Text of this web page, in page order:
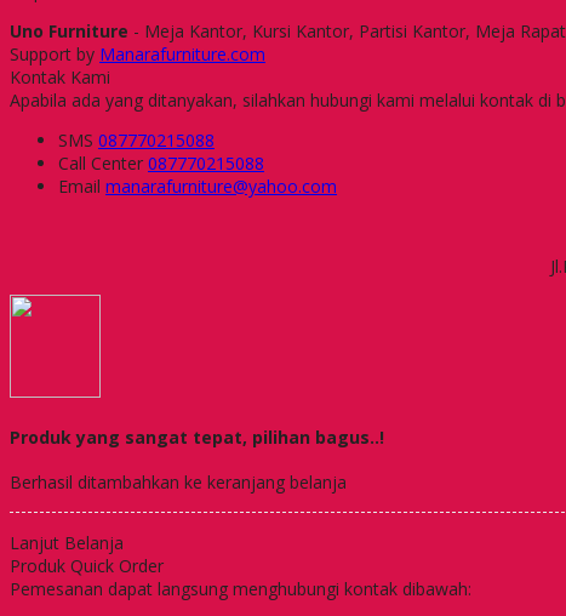
Uno Furniture - Meja Kantor, Kursi Kantor, Partisi Kantor, Meja
Support by Manarafurniture.com
Kontak Kami
Apabila ada yang ditanyakan, silahkan hubungi kami melalui kontak di
SMS 087770215088
Call Center 087770215088
Email manarafurniture@yahoo.com
Produk yang sangat tepat, pilihan bagus..!
Berhasil ditambahkan ke keranjang belanja
Lanjut Belanja
Produk Quick Order
Pemesanan dapat langsung menghubungi kontak dibawah: